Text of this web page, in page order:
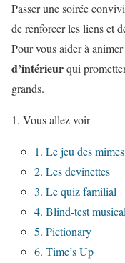
Passer une soirée
de renforcer les liens et
Pour vous aider à
d’intérieurqui
grands.
Vous allez voir
1. Le jeu des mimes
2. Les devinettes
3. Le quiz familial
4. Blind-test musical
5. Pictionary
6. Time’s Up